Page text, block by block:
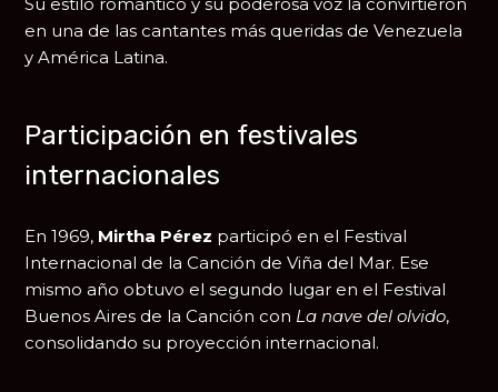
en una de las cantantes más queridas de Venezuela
y América Latina.
Participación en festivales
internacionales
En 1969, Mirtha Pérez participó en el Festival
Internacional de la Canción de Viña del Mar. Ese
mismo año obtuvo el segundo lugar en el Festival
Buenos Aires de la Canción con La nave del olvido,
consolidando su proyección internacional.